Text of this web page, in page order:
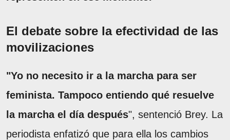
El debate sobre la efectividad de las
movilizaciones
"Yo no necesito ir a la marcha para ser
feminista. Tampoco entiendo qué resuelve
la marcha el día después", sentenció Brey. La
periodista enfatizó que para ella los cambios